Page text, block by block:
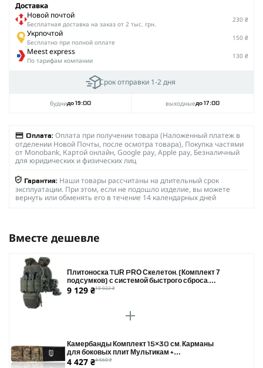
Доставка
Новой почтой
Беcплатная доставка на заказ от 2 тыс. грн.
230 ₴
Укрпочтой
Бесплатно при полной оплате
150 ₴
Meest express
По тарифам компании
130 ₴
Срок отправки 1-2 дня
буднидо 19:00 выходныедо 17:00
Оплата: Оплата при получении товара (Наложенный платеж в
отделении Новой Почты, после осмотра товара), Покупка частями
от Monobank, Картой онлайн, Google pay, Apple pay, Безналичный
для юридических и физических лиц
Гарантия: Наши товары рассчитаны на длительный срок
эксплуатации. При этом, если не подошло изделие, вы можете
вернуть или обменять его в течение 14 календарных дней
Вместе дешевле
Плитоноска TUR PRO Скелетон. (Комплект 7
подсумков) с системой быстрого сброса.
Molle. Цвет Олива.
9 129 ₴10 022 ₴
Камербанды Комплект 15×30 см. Карманы
для боковых плит Мультикам +
Баллистические пакеты 2 класса защиты
4 427 ₴4 660 ₴